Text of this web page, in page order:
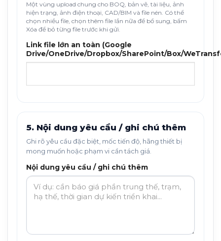
Một vùng upload chung cho BOQ, bản vẽ, tài liệu, ảnh
hiện trạng, ảnh điện thoại, CAD/BIM và file nén. Có thể
chọn nhiều file, chọn thêm file lần nữa để bổ sung, bấm
Xóa để bỏ từng file trước khi gửi.
Link file lớn an toàn (Google
Drive/OneDrive/Dropbox/SharePoint/Box/
5. Nội dung yêu cầu / ghi chú thêm
Ghi rõ yêu cầu đặc biệt, mốc tiến độ, hãng thiết bị
mong muốn hoặc phạm vi cần tách giá.
Nội dung yêu cầu / ghi chú thêm